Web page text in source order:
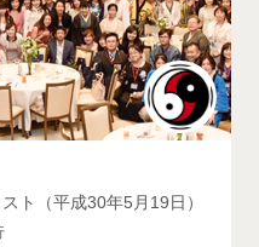
ト（平成30年5月19日）